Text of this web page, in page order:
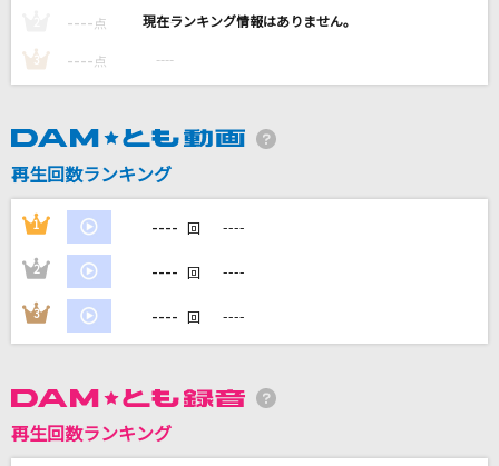
ずっと好きだった
Vaundy
カラオケ最新情報をチェック！
---- 点 ----
3 ---- 点 ----
再生回数ランキング
1 ---- 回 ----
2 ---- 回 ----
3 ---- 回 ----
再生回数ランキング